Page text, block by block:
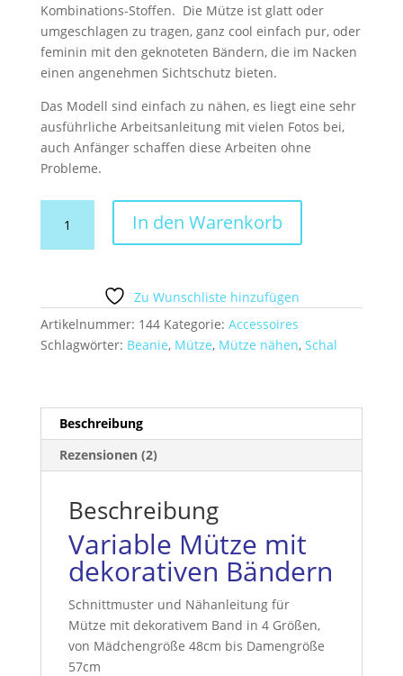
Kombinations-Stoffen. Die Mütze ist glatt oder
umgeschlagen zu tragen, ganz cool einfach pur, oder
feminin mit den geknoteten Bändern, die im Nacken
einen angenehmen Sichtschutz bieten.
Das Modell sind einfach zu nähen, es liegt eine sehr
ausführliche Arbeitsanleitung mit vielen Fotos bei,
auch Anfänger schaffen diese Arbeiten ohne
Probleme.
Anleitung
Band-
angezogen
bei
Alopecia
Menge
In den Warenkorb
Zu Wunschliste hinzufügen
Artikelnummer: 144 Kategorie: Accessoires
Schlagwörter: Beanie, Mütze, Mütze nähen, Schal
Beschreibung
Rezensionen (2)
Beschreibung
Variable Mütze mit
dekorativen Bändern
Schnittmuster und Nähanleitung für
Mütze mit dekorativem Band in 4 Größen,
von Mädchengröße 48cm bis Damengröße
57cm